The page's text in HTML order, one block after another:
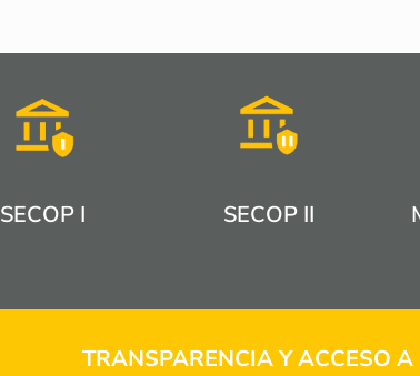
SECOP I SECOP II
TRANSPARENCIA Y ACCESO